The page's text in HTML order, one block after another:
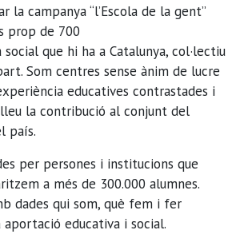
la campanya “l’Escola de la gent”
prop de 700
social que hi ha a Catalunya, col·lectiu
Som centres sense ànim de lucre
educatives contrastades i
la contribució al conjunt del
país.
per persones i institucions que
a més de 300.000 alumnes.
dades qui som, què fem i fer
educativa i social.